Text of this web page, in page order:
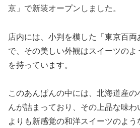
京」で新装オープンしました。
店内には、小判を模した「東京百
で、その美しい外観はスイーツのよ
を持っています。
このあんぱんの中には、北海道産
んが詰まっており、その上品な味わ
よりも新感覚の和洋スイーツのよう